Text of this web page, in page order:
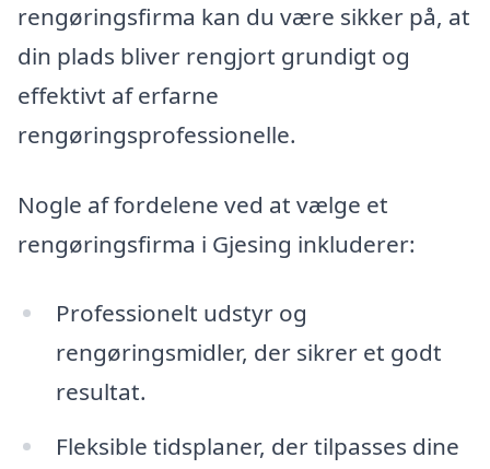
rengøringsfirma kan du være sikker på, at
din plads bliver rengjort grundigt og
effektivt af erfarne
rengøringsprofessionelle.
Nogle af fordelene ved at vælge et
rengøringsfirma i Gjesing inkluderer:
Professionelt udstyr og
rengøringsmidler, der sikrer et godt
resultat.
Fleksible tidsplaner, der tilpasses dine